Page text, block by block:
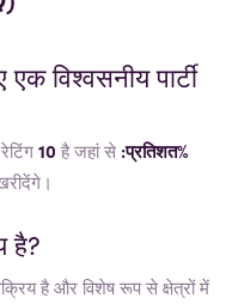
विश्वसनीय पार्टी
10 है जहां से :प्रतिशत%
है?
है और विशेष रूप से क्षेत्रों में